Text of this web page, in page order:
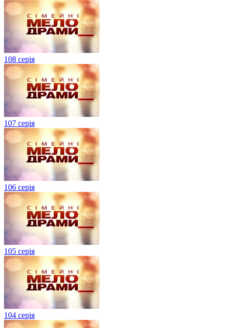
108 серія
107 серія
106 серія
105 серія
104 серія